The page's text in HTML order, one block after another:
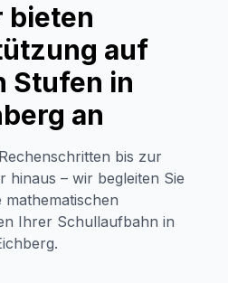
bieten
auf
Stufen in
an
bis zur
hinaus – wir begleiten Sie
Ihrer Schullaufbahn in
.